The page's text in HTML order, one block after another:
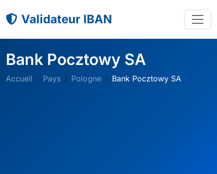
Validateur IBAN
Bank Pocztowy SA
Accueil Pays Pologne Bank Pocztowy SA